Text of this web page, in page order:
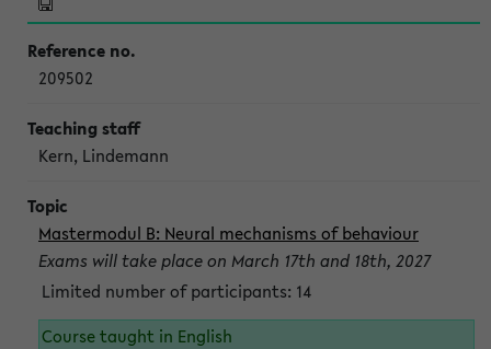
209502
Kern, Lindemann
Mastermodul B: Neural mechanisms of behaviour
Exams will take place on March 17th and 18th, 2027
Limited number of participants: 14
Course taught in English